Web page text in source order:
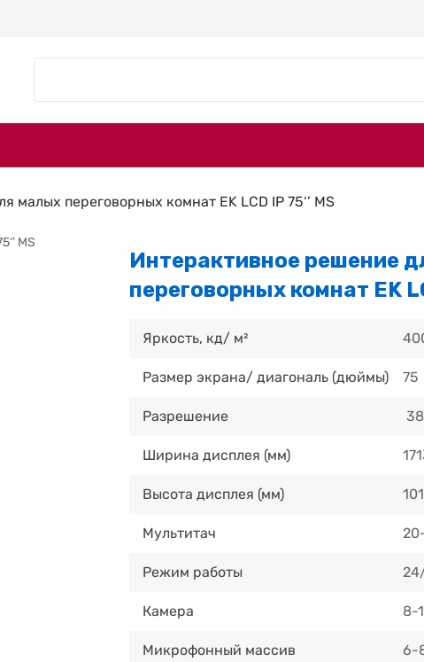
малых переговорных комнат EK LCD IP 75‘’ MS
Интерактивное решение
переговорных комнат EK
Яркость, кд/ м²
Размер экрана/ диагональ (дюймы) 75
Разрешение
Ширина дисплея (мм)
Высота дисплея (мм)
Мультитач
Режим работы
Камера 8-
Микрофонный массив 6-